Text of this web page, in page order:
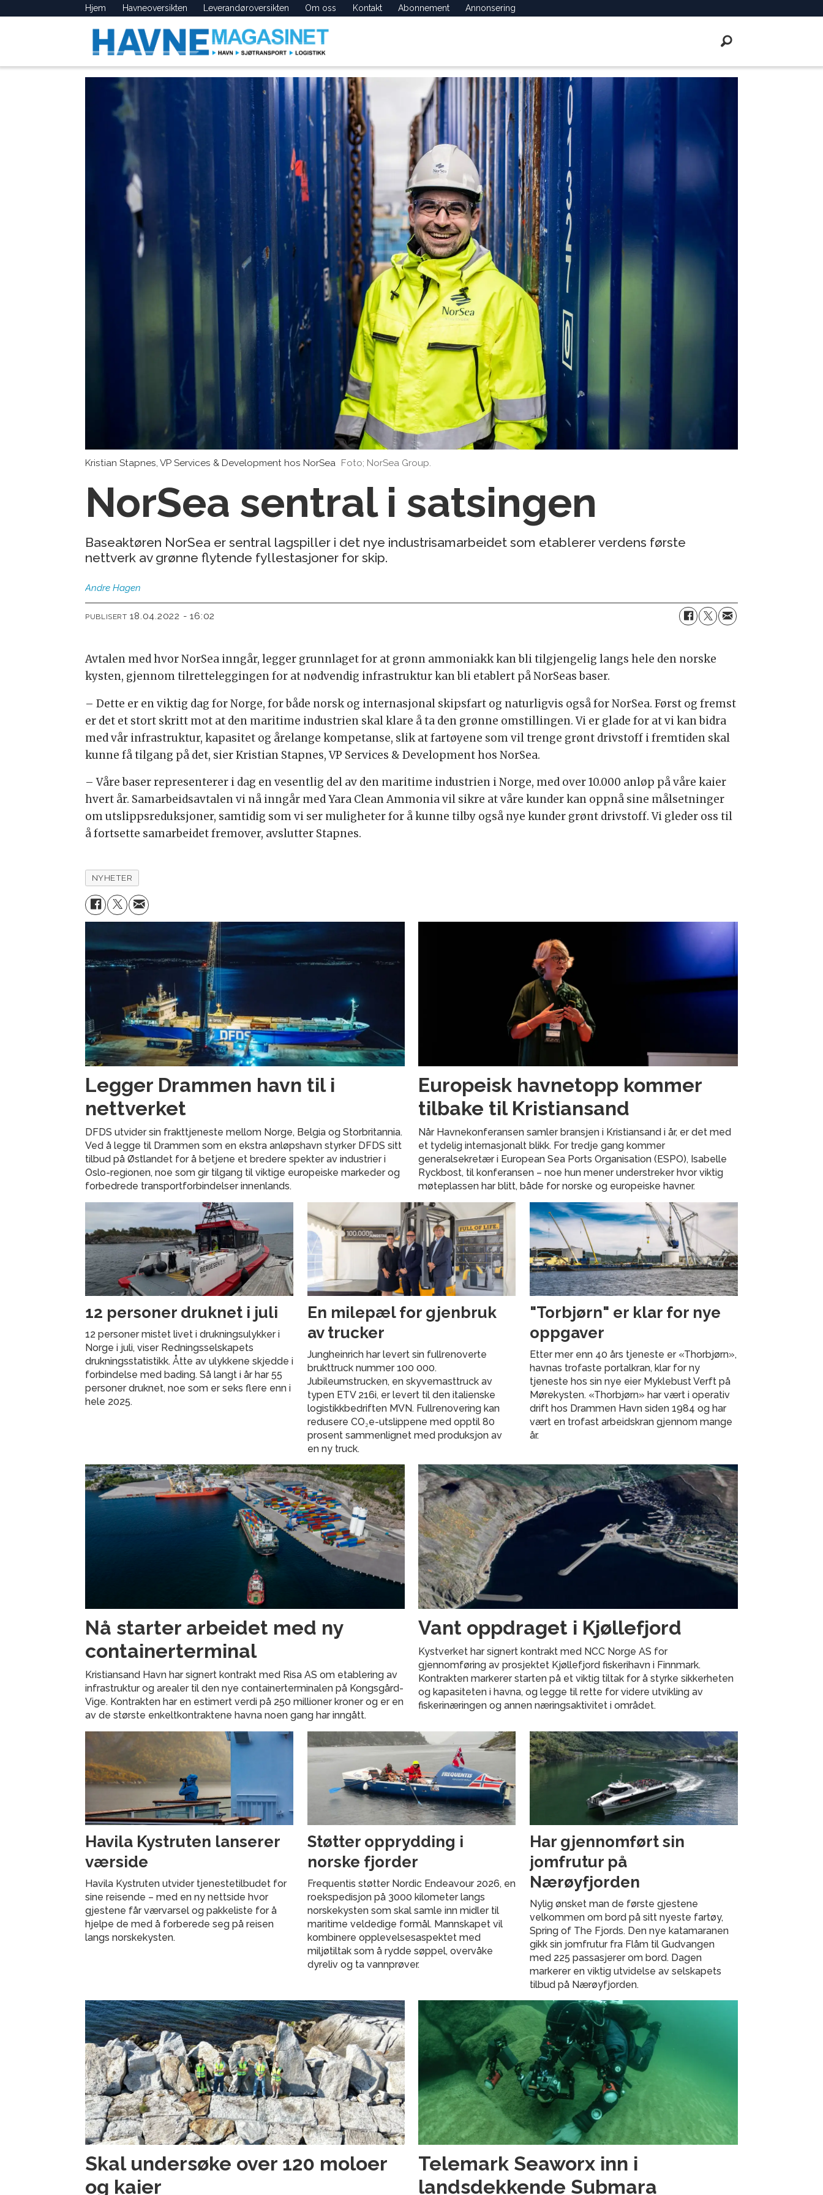
Hjem Havneoversikten Leverandøroversikten Om oss Kontakt Abonnement Annonsering
Kristian Stapnes, VP Services & Development hos NorSea Foto; NorSea Group.
NorSea sentral i satsingen
Baseaktøren NorSea er sentral lagspiller i det nye industrisamarbeidet som etablerer verdens første
nettverk av grønne flytende fyllestasjoner for skip.
Andre Hagen
PUBLISERT 18.04.2022 - 16:02
Avtalen med hvor NorSea inngår, legger grunnlaget for at grønn ammoniakk kan bli tilgjengelig langs hele den norske
kysten, gjennom tilretteleggingen for at nødvendig infrastruktur kan bli etablert på NorSeas baser.
– Dette er en viktig dag for Norge, for både norsk og internasjonal skipsfart og naturligvis også for NorSea. Først og fremst
er det et stort skritt mot at den maritime industrien skal klare å ta den grønne omstillingen. Vi er glade for at vi kan bidra
med vår infrastruktur, kapasitet og årelange kompetanse, slik at fartøyene som vil trenge grønt drivstoff i fremtiden skal
kunne få tilgang på det, sier Kristian Stapnes, VP Services & Development hos NorSea.
– Våre baser representerer i dag en vesentlig del av den maritime industrien i Norge, med over 10.000 anløp på våre kaier
hvert år. Samarbeidsavtalen vi nå inngår med Yara Clean Ammonia vil sikre at våre kunder kan oppnå sine målsetninger
om utslippsreduksjoner, samtidig som vi ser muligheter for å kunne tilby også nye kunder grønt drivstoff. Vi gleder oss til
å fortsette samarbeidet fremover, avslutter Stapnes.
NYHETER
Legger Drammen havn til i
nettverket
DFDS utvider sin frakttjeneste mellom Norge, Belgia og Storbritannia.
Ved å legge til Drammen som en ekstra anløpshavn styrker DFDS sitt
tilbud på Østlandet for å betjene et bredere spekter av industrier i
Oslo-regionen, noe som gir tilgang til viktige europeiske markeder og
forbedrede transportforbindelser innenlands.
Europeisk havnetopp kommer
tilbake til Kristiansand
Når Havnekonferansen samler bransjen i Kristiansand i år, er det med
et tydelig internasjonalt blikk. For tredje gang kommer
generalsekretær i European Sea Ports Organisation (ESPO), Isabelle
Ryckbost, til konferansen – noe hun mener understreker hvor viktig
møteplassen har blitt, både for norske og europeiske havner.
12 personer druknet i juli
12 personer mistet livet i drukningsulykker i
Norge i juli, viser Redningsselskapets
drukningsstatistikk. Åtte av ulykkene skjedde i
forbindelse med bading. Så langt i år har 55
personer druknet, noe som er seks flere enn i
hele 2025.
En milepæl for gjenbruk
av trucker
Jungheinrich har levert sin fullrenoverte
brukttruck nummer 100 000.
Jubileumstrucken, en skyvemasttruck av
typen ETV 216i, er levert til den italienske
logistikkbedriften MVN. Fullrenovering kan
redusere CO₂e-utslippene med opptil 80
prosent sammenlignet med produksjon av
en ny truck.
"Torbjørn" er klar for nye
oppgaver
Etter mer enn 40 års tjeneste er «Thorbjørn»,
havnas trofaste portalkran, klar for ny
tjeneste hos sin nye eier Myklebust Verft på
Mørekysten. «Thorbjørn» har vært i operativ
drift hos Drammen Havn siden 1984 og har
vært en trofast arbeidskran gjennom mange
år.
Nå starter arbeidet med ny
containerterminal
Kristiansand Havn har signert kontrakt med Risa AS om etablering av
infrastruktur og arealer til den nye containerterminalen på Kongsgård-
Vige. Kontrakten har en estimert verdi på 250 millioner kroner og er en
av de største enkeltkontraktene havna noen gang har inngått.
Vant oppdraget i Kjøllefjord
Kystverket har signert kontrakt med NCC Norge AS for
gjennomføring av prosjektet Kjøllefjord fiskerihavn i Finnmark.
Kontrakten markerer starten på et viktig tiltak for å styrke sikkerheten
og kapasiteten i havna, og legge til rette for videre utvikling av
fiskerinæringen og annen næringsaktivitet i området.
Havila Kystruten lanserer
værside
Havila Kystruten utvider tjenestetilbudet for
sine reisende – med en ny nettside hvor
gjestene får værvarsel og pakkeliste for å
hjelpe de med å forberede seg på reisen
langs norskekysten.
Støtter opprydding i
norske fjorder
Frequentis støtter Nordic Endeavour 2026, en
roekspedisjon på 3000 kilometer langs
norskekysten som skal samle inn midler til
maritime veldedige formål. Mannskapet vil
kombinere opplevelsesaspektet med
miljøtiltak som å rydde søppel, overvåke
dyreliv og ta vannprøver.
Har gjennomført sin
jomfrutur på
Nærøyfjorden
Nylig ønsket man de første gjestene
velkommen om bord på sitt nyeste fartøy,
Spring of The Fjords. Den nye katamaranen
gikk sin jomfrutur fra Flåm til Gudvangen
med 225 passasjerer om bord. Dagen
markerer en viktig utvidelse av selskapets
tilbud på Nærøyfjorden.
Skal undersøke over 120 moloer
og kaier
Telemark Seaworx inn i
landsdekkende Submara